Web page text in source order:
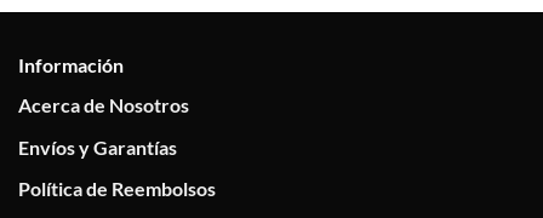
Información
Acerca de Nosotros
Envíos y Garantías
Política de Reembolsos